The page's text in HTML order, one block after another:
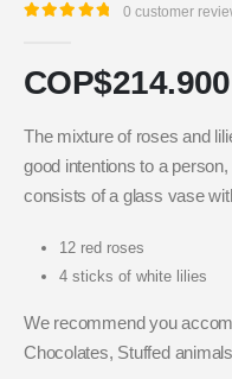
0 customer
COP$214.900
The mixture of roses and
good intentions to a
consists of a glass vase
12 red roses
4 sticks of white lilies
We recommend you
Chocolates, Stuffed